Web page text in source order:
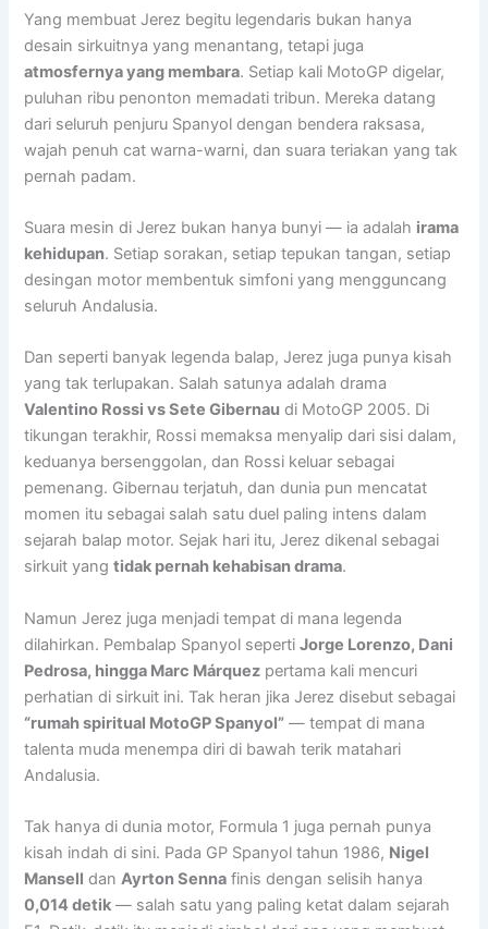
Yang membuat Jerez begitu legendaris bukan hanya
desain sirkuitnya yang menantang, tetapi juga
atmosfernya yang membara. Setiap kali MotoGP digelar,
puluhan ribu penonton memadati tribun. Mereka datang
dari seluruh penjuru Spanyol dengan bendera raksasa,
wajah penuh cat warna-warni, dan suara teriakan yang tak
pernah padam.
Suara mesin di Jerez bukan hanya bunyi — ia adalah irama
kehidupan. Setiap sorakan, setiap tepukan tangan, setiap
desingan motor membentuk simfoni yang mengguncang
seluruh Andalusia.
Dan seperti banyak legenda balap, Jerez juga punya kisah
yang tak terlupakan. Salah satunya adalah drama
Valentino Rossi vs Sete Gibernau di MotoGP 2005. Di
tikungan terakhir, Rossi memaksa menyalip dari sisi dalam,
keduanya bersenggolan, dan Rossi keluar sebagai
pemenang. Gibernau terjatuh, dan dunia pun mencatat
momen itu sebagai salah satu duel paling intens dalam
sejarah balap motor. Sejak hari itu, Jerez dikenal sebagai
sirkuit yangtidak pernah kehabisan drama.
Namun Jerez juga menjadi tempat di mana legenda
dilahirkan. Pembalap Spanyol sepertiJorge Lorenzo, Dani
Pedrosa, hingga Marc Márquez pertama kali mencuri
perhatian di sirkuit ini. Tak heran jika Jerez disebut sebagai
“rumah spiritual MotoGP Spanyol” — tempat di mana
talenta muda menempa diri di bawah terik matahari
Andalusia.
Tak hanya di dunia motor, Formula 1 juga pernah punya
kisah indah di sini. Pada GP Spanyol tahun 1986, Nigel
Mansell danAyrton Senna finis dengan selisih hanya
0,014 detik — salah satu yang paling ketat dalam sejarah